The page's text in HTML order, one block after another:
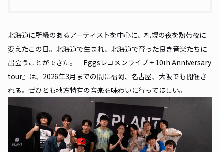
北海道に所縁のあるアーティストを中心に、札幌の夜を熱帯夜に
変えたこの日。北海道で生まれ、北海道で育った良き音楽たちに
出会うことができた。『Eggsレコメンライブ + 10th Anniversary
tour』は、2026年3月までの間に福岡、名古屋、大阪でも開催さ
れる。ぜひとも地方特有の音楽を味わいに行ってほしい。